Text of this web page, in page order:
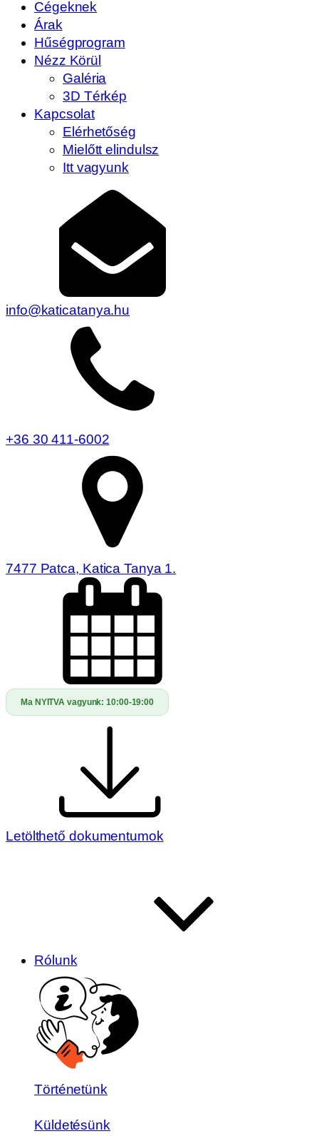
Cégeknek
Árak
Hűségprogram
Nézz Körül
Galéria
3D Térkép
Kapcsolat
Elérhetőség
Mielőtt elindulsz
Itt vagyunk
info@katicatanya.hu
+36 30 411-6002
7477 Patca, Katica Tanya 1.
Ma NYITVA vagyunk:10:00-19:00
Letölthető dokumentumok
Rólunk
Történetünk
Küldetésünk